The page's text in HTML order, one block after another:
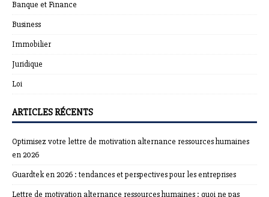
Banque et Finance
Business
Immobilier
Juridique
Loi
ARTICLES RÉCENTS
Optimisez votre lettre de motivation alternance ressources humaines
en 2026
Guardtek en 2026 : tendances et perspectives pour les entreprises
Lettre de motivation alternance ressources humaines : quoi ne pas